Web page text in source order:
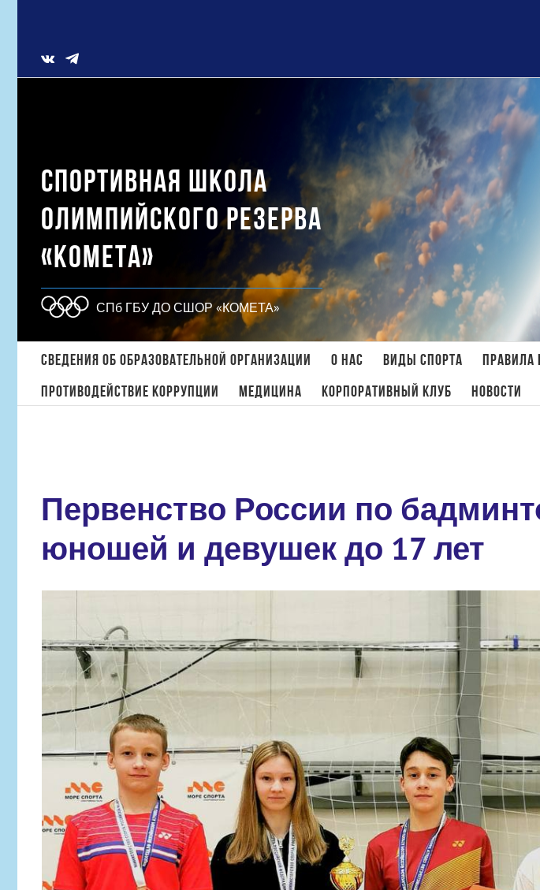
Vk
СПОРТИВНАЯ ШКОЛА
ОЛИМПИЙСКОГО РЕЗЕРВА
«КОМЕТА»
СПб ГБУ ДО СШОР «КОМЕТА»
поиска:
Сведения об образовательной организации О нас Виды спорта Правила
Противодействие коррупции
МЕДИЦИНА Корпоративный клуб Новости
Первенство России по
юношей и девушек до 17 лет